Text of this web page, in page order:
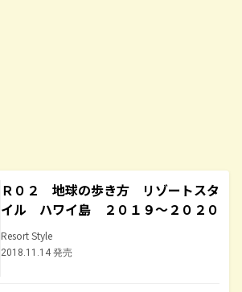
Ｒ０２ 地球の歩き方 リゾートスタ
イル ハワイ島 ２０１９～２０２０
Resort Style
2018.11.14 発売